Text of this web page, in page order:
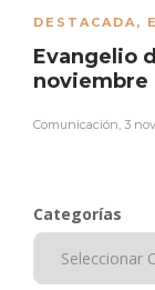
DESTACADA,
Evangelio
noviembre
Comunicación, 3
Categorías